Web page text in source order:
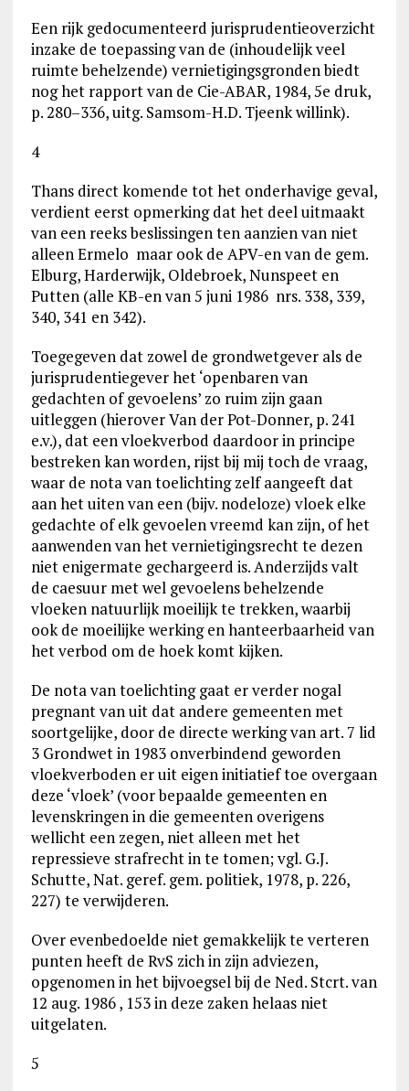
Een rijk gedocumenteerd jurisprudentieoverzicht
inzake de toepassing van de (inhoudelijk veel
ruimte behelzende) vernietigingsgronden biedt
nog het rapport van de Cie-ABAR, 1984, 5e druk,
p. 280–336, uitg. Samsom-H.D. Tjeenk willink).
4
Thans direct komende tot het onderhavige geval,
verdient eerst opmerking dat het deel uitmaakt
van een reeks beslissingen ten aanzien van niet
alleen Ermelo maar ook de APV-en van de gem.
Elburg, Harderwijk, Oldebroek, Nunspeet en
Putten (alle KB-en van 5 juni 1986 nrs. 338, 339,
340, 341 en 342).
Toegegeven dat zowel de grondwetgever als de
jurisprudentiegever het ‘openbaren van
gedachten of gevoelens’ zo ruim zijn gaan
uitleggen (hierover Van der Pot-Donner, p. 241
e.v.), dat een vloekverbod daardoor in principe
bestreken kan worden, rijst bij mij toch de vraag,
waar de nota van toelichting zelf aangeeft dat
aan het uiten van een (bijv. nodeloze) vloek elke
gedachte of elk gevoelen vreemd kan zijn, of het
aanwenden van het vernietigingsrecht te dezen
niet enigermate gechargeerd is. Anderzijds valt
de caesuur met wel gevoelens behelzende
vloeken natuurlijk moeilijk te trekken, waarbij
ook de moeilijke werking en hanteerbaarheid van
het verbod om de hoek komt kijken.
De nota van toelichting gaat er verder nogal
pregnant van uit dat andere gemeenten met
soortgelijke, door de directe werking van art. 7 lid
3 Grondwet in 1983 onverbindend geworden
vloekverboden er uit eigen initiatief toe overgaan
deze ‘vloek’ (voor bepaalde gemeenten en
levenskringen in die gemeenten overigens
wellicht een zegen, niet alleen met het
repressieve strafrecht in te tomen; vgl. G.J.
Schutte, Nat. geref. gem. politiek, 1978, p. 226,
227) te verwijderen.
Over evenbedoelde niet gemakkelijk te verteren
punten heeft de RvS zich in zijn adviezen,
opgenomen in het bijvoegsel bij de Ned. Stcrt. van
12 aug. 1986 , 153 in deze zaken helaas niet
uitgelaten.
5